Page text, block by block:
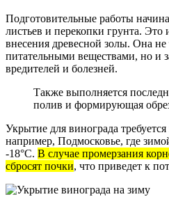
Подготовительные работы
листьев и перекопки грунта. Это
внесения древесной золы. Она не
питательными веществами, но и
вредителей и болезней.
Также выполняется
полив и формирующая
Укрытие для винограда
например, Подмосковье, где
-18°С. В случае промерзания
сбросят почки, что приведет к